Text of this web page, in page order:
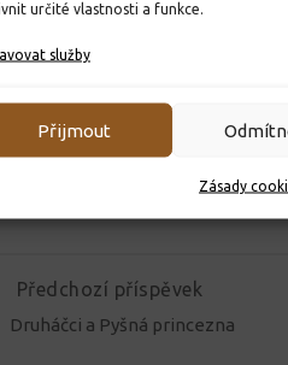
určité vlastnosti a funkce.
služby
Přijmout
Zásady
Telegram
ViberPrint
Předchozí příspěvek
Druháčci a Pyšná princezna